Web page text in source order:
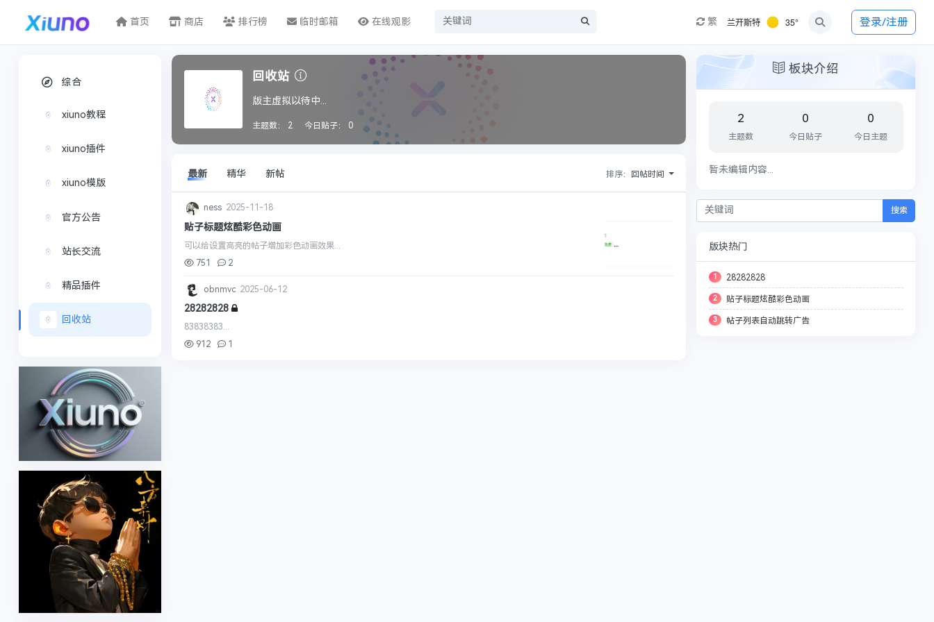
首页 商店 排行榜 临时邮箱 在线观影 繁 兰开斯特 35° 登录/注册
综合
xiuno教程
xiuno插件
xiuno模版
官方公告
站长交流
精品插件
回收站
回收站
版主虚拟以待中...
主题数： 2 今日贴子： 0
最新 精华 新帖 排序： 回帖时间
ness 2025-11-18
贴子标题炫酷彩色动画
可以给设置高亮的帖子增加彩色动画效果...
751
2
obnmvc 2025-06-12
28282828
83838383...
912
1
板块介绍
2
主题数
0
今日贴子
0
今日主题
暂未编辑内容...
搜索
版块热门
1 28282828
2 贴子标题炫酷彩色动画
3 帖子列表自动跳转广告